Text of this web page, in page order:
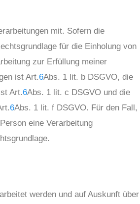
mit. Sofern die
für die Einholung von
zur Erfüllung meiner
ist Art.6Abs. 1 lit. b DSGVO, die
Art.6Abs. 1 lit. c DSGVO und die
6Abs. 1 lit. f DSGVO. Für den Fall,
eine Verarbeitung
werden und auf Auskunft über